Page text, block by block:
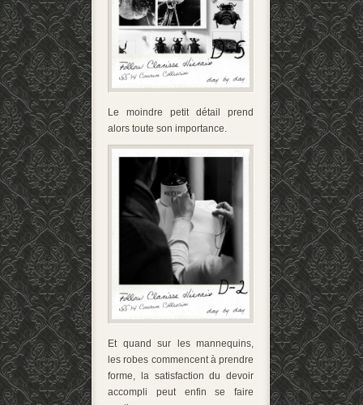
Le moindre petit détail prend
alors toute son importance.
Et quand sur les mannequins,
les robes commencent à prendre
forme, la satisfaction du devoir
accompli peut enfin se faire